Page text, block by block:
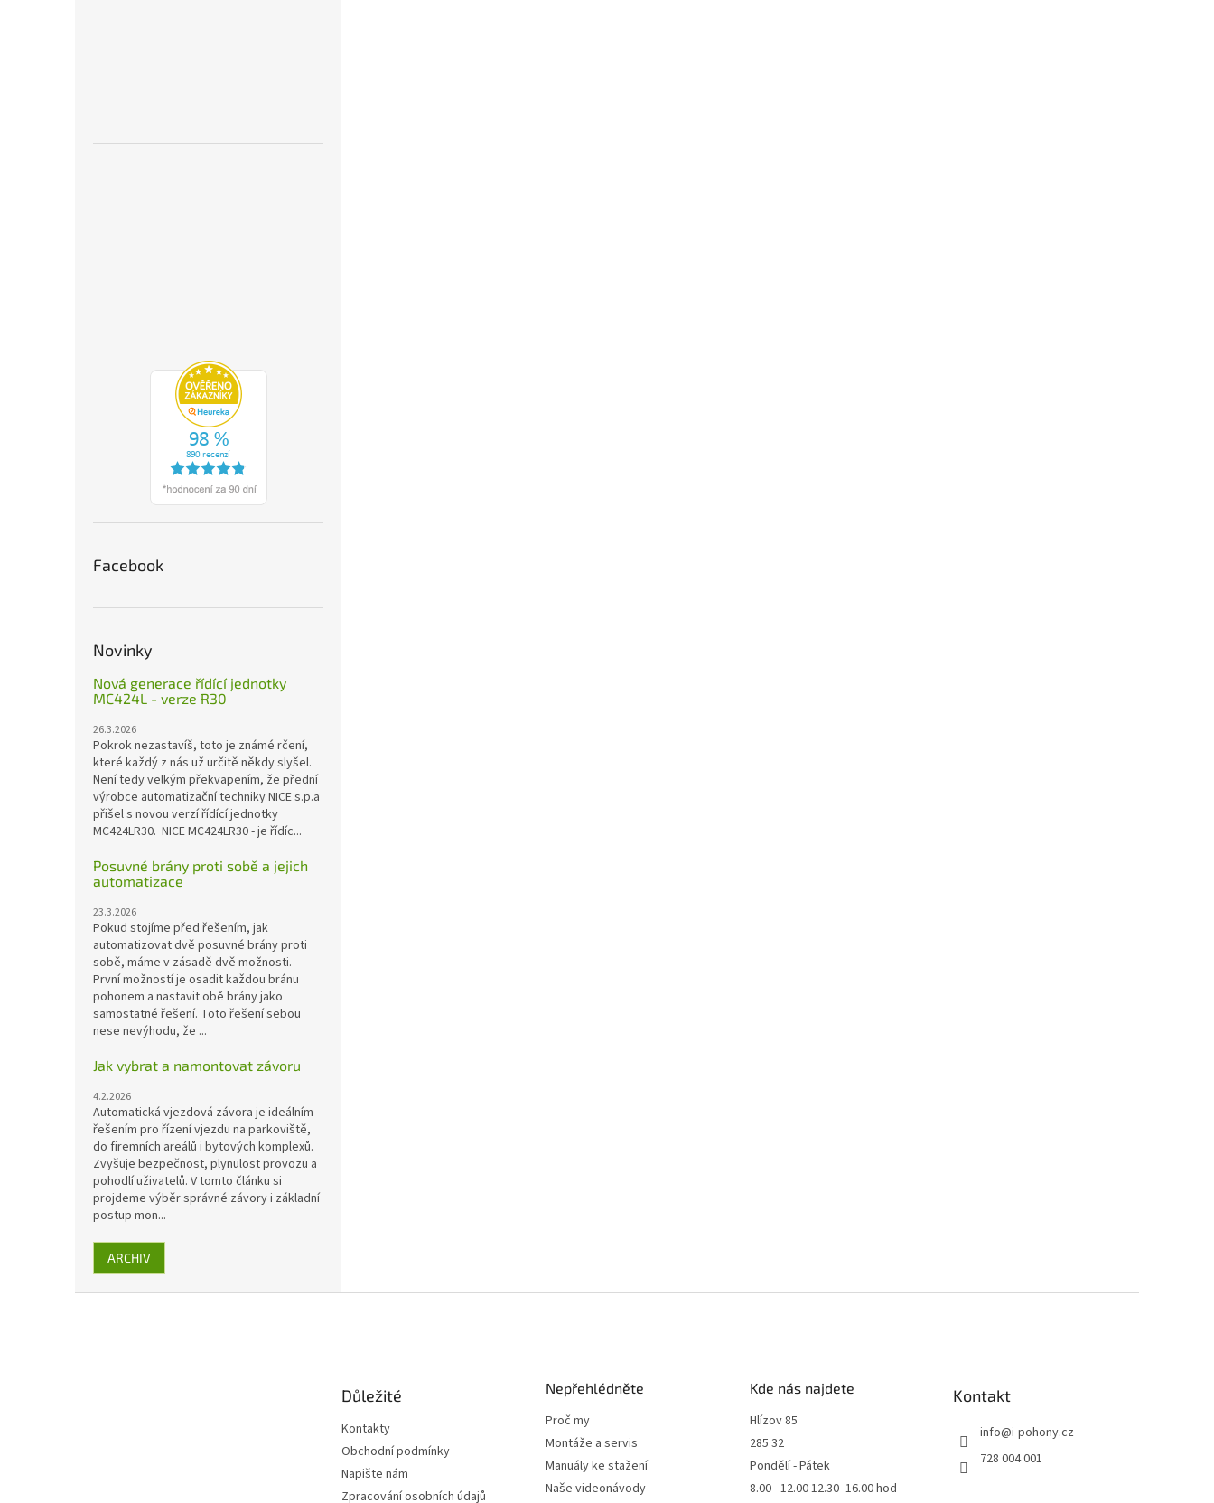
Facebook
Novinky
Nová generace řídící jednotky
MC424L - verze R30
26.3.2026
Pokrok nezastavíš, toto je známé rčení,
které každý z nás už určitě někdy slyšel.
Není tedy velkým překvapením, že přední
výrobce automatizační techniky NICE s.p.a
přišel s novou verzí řídící jednotky
MC424LR30. NICE MC424LR30 - je řídíc...
Posuvné brány proti sobě a jejich
automatizace
23.3.2026
Pokud stojíme před řešením, jak
automatizovat dvě posuvné brány proti
sobě, máme v zásadě dvě možnosti.
První možností je osadit každou bránu
pohonem a nastavit obě brány jako
samostatné řešení. Toto řešení sebou
nese nevýhodu, že ...
Jak vybrat a namontovat závoru
4.2.2026
Automatická vjezdová závora je ideálním
řešením pro řízení vjezdu na parkoviště,
do firemních areálů i bytových komplexů.
Zvyšuje bezpečnost, plynulost provozu a
pohodlí uživatelů. V tomto článku si
projdeme výběr správné závory i základní
postup mon...
ARCHIV
Důležité
Kontakty
Obchodní podmínky
Napište nám
Zpracování osobních údajů
Nepřehlédněte
Proč my
Montáže a servis
Manuály ke stažení
Naše videonávody
Kde nás najdete
Hlízov 85
285 32
Pondělí - Pátek
8.00 - 12.00 12.30 -16.00 hod
Kontakt
info@i-pohony.cz
728 004 001